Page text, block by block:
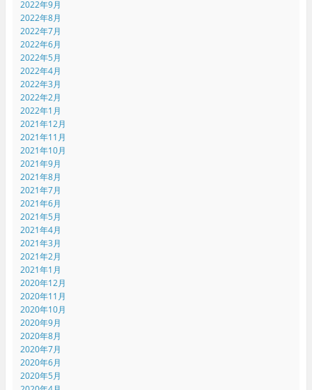
2022年9月
2022年8月
2022年7月
2022年6月
2022年5月
2022年4月
2022年3月
2022年2月
2022年1月
2021年12月
2021年11月
2021年10月
2021年9月
2021年8月
2021年7月
2021年6月
2021年5月
2021年4月
2021年3月
2021年2月
2021年1月
2020年12月
2020年11月
2020年10月
2020年9月
2020年8月
2020年7月
2020年6月
2020年5月